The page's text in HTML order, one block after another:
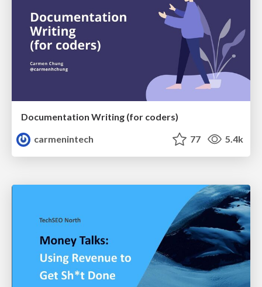
Documentation Writing (for coders)
carmenintech
77 5.4k